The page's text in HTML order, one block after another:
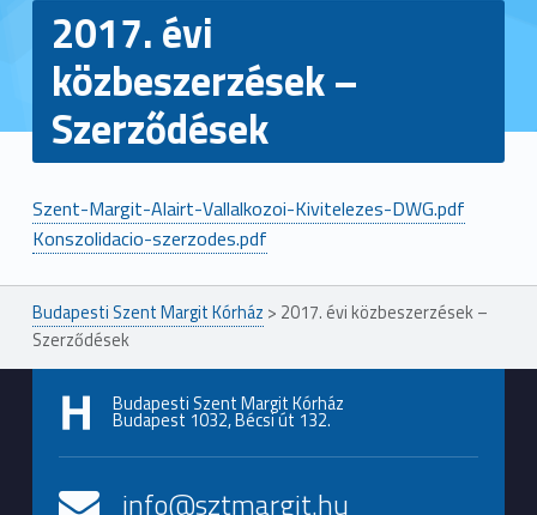
2017. évi
közbeszerzések –
Szerződések
Szent-Margit-Alairt-Vallalkozoi-Kivitelezes-DWG.pdf
Konszolidacio-szerzodes.pdf
Ugrás a főmenühöz
Budapesti Szent Margit Kórház > 2017. évi közbeszerzések –
Szerződések
Budapesti Szent Margit Kórház
Budapest 1032, Bécsi út 132.
info@sztmargit.hu